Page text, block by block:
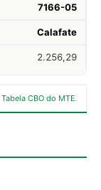
7166-05
Calafate
2.256,29
Tabela CBO do MTE.